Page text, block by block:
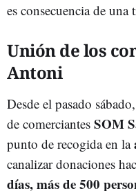
es consecuencia de una
Unión de los
Antoni
Desde el pasado
de comerciantes SOM
punto de recogida en la
canalizar donaciones
días, más de 500